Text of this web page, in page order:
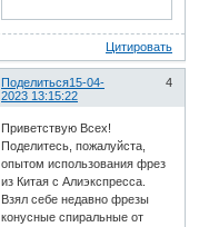
Цитировать
Поделиться 4
15-04-
2023 13:15:22
Приветствую Всех!
Поделитесь, пожалуйста,
опытом использования фрез
из Китая с Алиэкспресса.
Взял себе недавно фрезы
конусные спиральные от